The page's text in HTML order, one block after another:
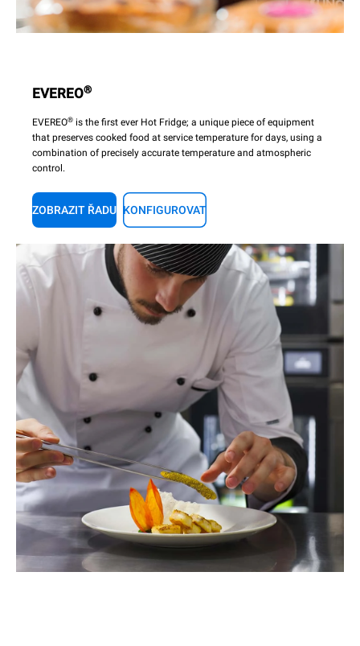
EVEREO®
EVEREO® is the first ever Hot Fridge; a unique piece of equipment
that preserves cooked food at service temperature for days, using a
combination of precisely accurate temperature and atmospheric
control.
ZOBRAZIT ŘADU KONFIGUROVAT